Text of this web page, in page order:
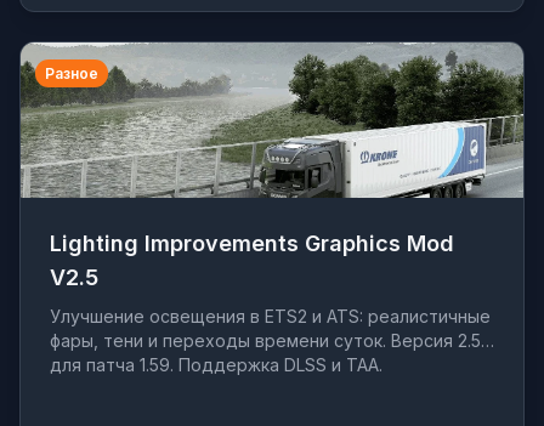
Разное
Lighting Improvements Graphics Mod
V2.5
Улучшение освещения в ETS2 и ATS: реалистичные
фары, тени и переходы времени суток. Версия 2.5
для патча 1.59. Поддержка DLSS и TAA.